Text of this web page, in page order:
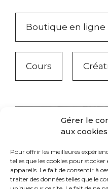
Gérer le
aux cookies
Pour offrir les meilleures
telles que les cookies pour
appareils. Le fait de consentir à
traiter des données telles que le
Boutique en ligne
Cours